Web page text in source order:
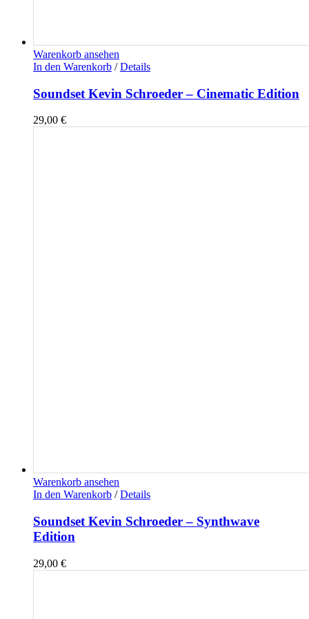
Warenkorb ansehen
In den Warenkorb / Details
Soundset Kevin Schroeder – Cinematic Edition
29,00 €
Warenkorb ansehen
In den Warenkorb / Details
Soundset Kevin Schroeder – Synthwave
Edition
29,00 €